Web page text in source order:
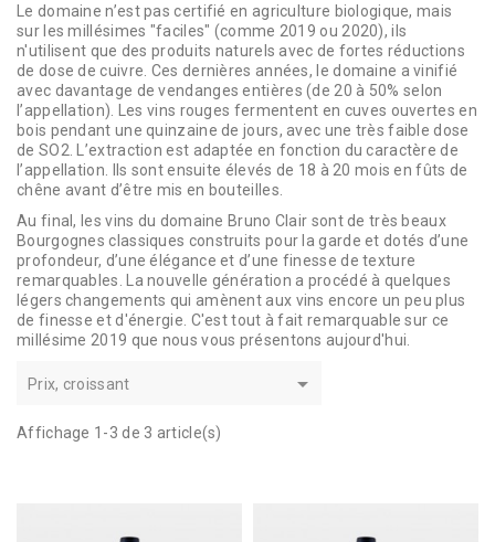
Le domaine n’est pas certifié en agriculture biologique, mais
sur les millésimes "faciles" (comme 2019 ou 2020), ils
n'utilisent que des produits naturels avec de fortes réductions
de dose de cuivre. Ces dernières années, le domaine a vinifié
avec davantage de vendanges entières (de 20 à 50% selon
l’appellation). Les vins rouges fermentent en cuves ouvertes en
bois pendant une quinzaine de jours, avec une très faible dose
de SO2. L’extraction est adaptée en fonction du caractère de
l’appellation. Ils sont ensuite élevés de 18 à 20 mois en fûts de
chêne avant d’être mis en bouteilles.
Au final, les vins du domaine Bruno Clair sont de très beaux
Bourgognes classiques construits pour la garde et dotés d’une
profondeur, d’une élégance et d’une finesse de texture
remarquables. La nouvelle génération a procédé à quelques
légers changements qui amènent aux vins encore un peu plus
de finesse et d'énergie. C'est tout à fait remarquable sur ce
millésime 2019 que nous vous présentons aujourd'hui.
Prix, croissant 
Affichage 1-3 de 3 article(s)